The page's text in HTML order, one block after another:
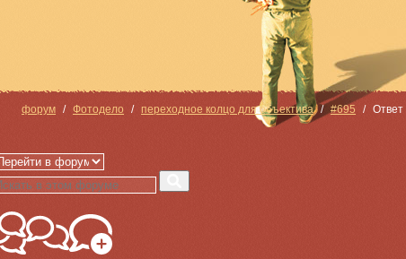
форум Фотодело переходное колцо для объектива #695 Ответ